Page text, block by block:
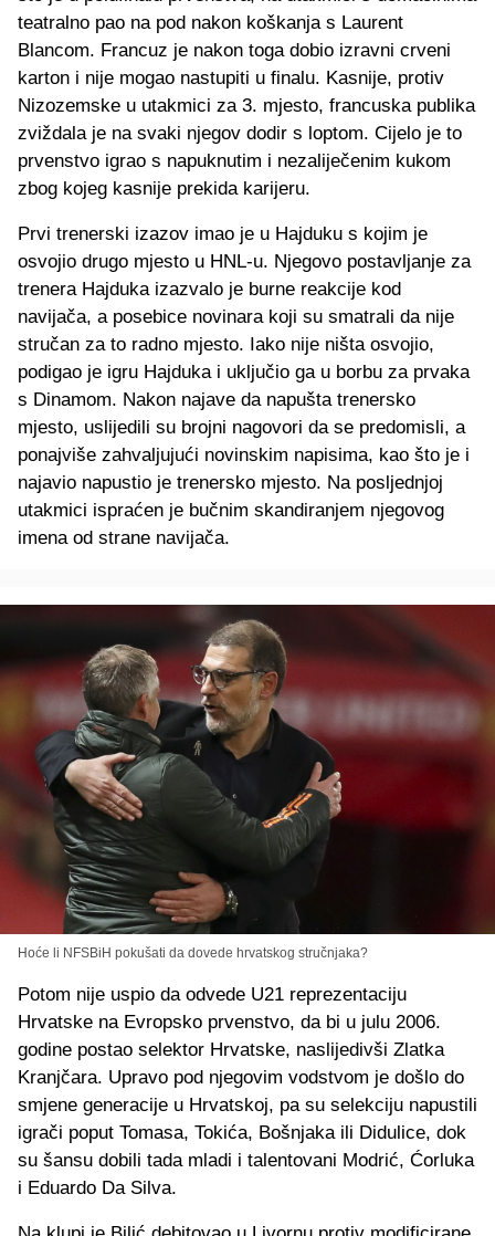
teatralno pao na pod nakon koškanja s Laurent
Blancom. Francuz je nakon toga dobio izravni crveni
karton i nije mogao nastupiti u finalu. Kasnije, protiv
Nizozemske u utakmici za 3. mjesto, francuska publika
zviždala je na svaki njegov dodir s loptom. Cijelo je to
prvenstvo igrao s napuknutim i nezaliječenim kukom
zbog kojeg kasnije prekida karijeru.
Prvi trenerski izazov imao je u Hajduku s kojim je
osvojio drugo mjesto u HNL-u. Njegovo postavljanje za
trenera Hajduka izazvalo je burne reakcije kod
navijača, a posebice novinara koji su smatrali da nije
stručan za to radno mjesto. Iako nije ništa osvojio,
podigao je igru Hajduka i uključio ga u borbu za prvaka
s Dinamom. Nakon najave da napušta trenersko
mjesto, uslijedili su brojni nagovori da se predomisli, a
ponajviše zahvaljujući novinskim napisima, kao što je i
najavio napustio je trenersko mjesto. Na posljednjoj
utakmici ispraćen je bučnim skandiranjem njegovog
imena od strane navijača.
Hoće li NFSBiH pokušati da dovede hrvatskog stručnjaka?
Potom nije uspio da odvede U21 reprezentaciju
Hrvatske na Evropsko prvenstvo, da bi u julu 2006.
godine postao selektor Hrvatske, naslijedivši Zlatka
Kranjčara. Upravo pod njegovim vodstvom je došlo do
smjene generacije u Hrvatskoj, pa su selekciju napustili
igrači poput Tomasa, Tokića, Bošnjaka ili Didulice, dok
su šansu dobili tada mladi i talentovani Modrić, Ćorluka
i Eduardo Da Silva.